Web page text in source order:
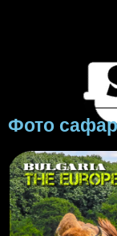
Фото